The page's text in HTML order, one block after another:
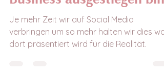
3. Sept. 2024
4 Min. Lesezeit
Warum ich aus dem online
Business ausgestiegen bin